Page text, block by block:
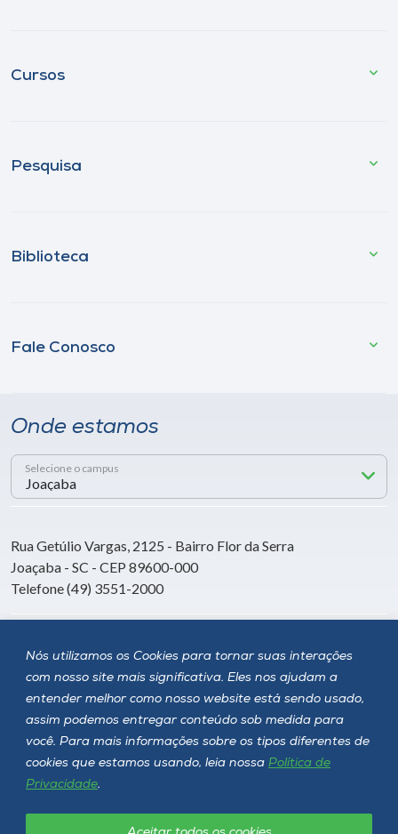
Nós utilizamos os Cookies para tornar suas interações
com nosso site mais significativa. Eles nos ajudam a
entender melhor como nosso website está sendo usado,
assim podemos entregar conteúdo sob medida para
você. Para mais informações sobre os tipos diferentes de
cookies que estamos usando, leia nossa Política de
Privacidade.
Cursos
Pesquisa
Biblioteca
Fale Conosco
Onde estamos
Selecione o campus
Rua Getúlio Vargas, 2125 - Bairro Flor da Serra
Joaçaba - SC - CEP 89600-000
Telefone (49) 3551-2000
Siga a Unoesc